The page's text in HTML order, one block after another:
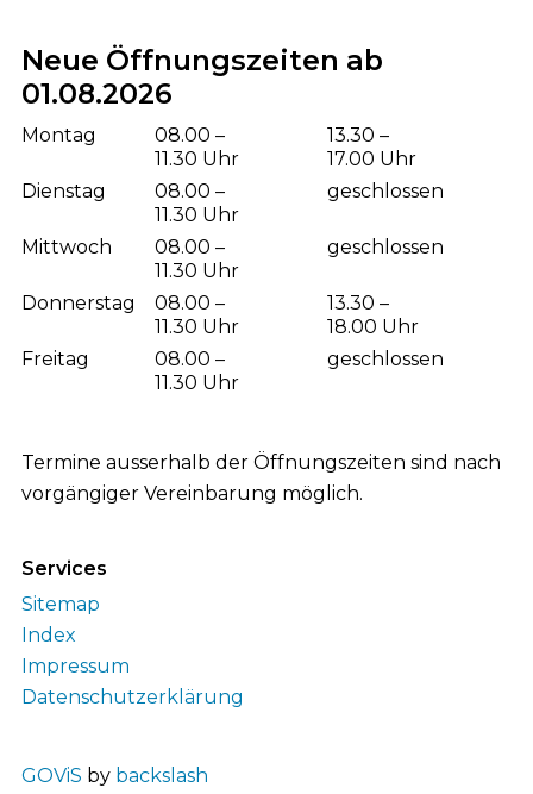
Neue Öffnungszeiten ab
01.08.2026
Wochentag Öffnungszeiten Vormittag
Montag
08.00 –
11.30 Uhr
13.30 –
17.00 Uhr
Dienstag
08.00 –
11.30 Uhr
geschlossen
Mittwoch
08.00 –
11.30 Uhr
geschlossen
Donnerstag
08.00 –
11.30 Uhr
13.30 –
18.00 Uhr
Freitag
08.00 –
11.30 Uhr
geschlossen
Termine ausserhalb der Öffnungszeiten sind nach
vorgängiger Vereinbarung möglich.
Services
Sitemap
Index
Impressum
Datenschutzerklärung
GOViS by backslash